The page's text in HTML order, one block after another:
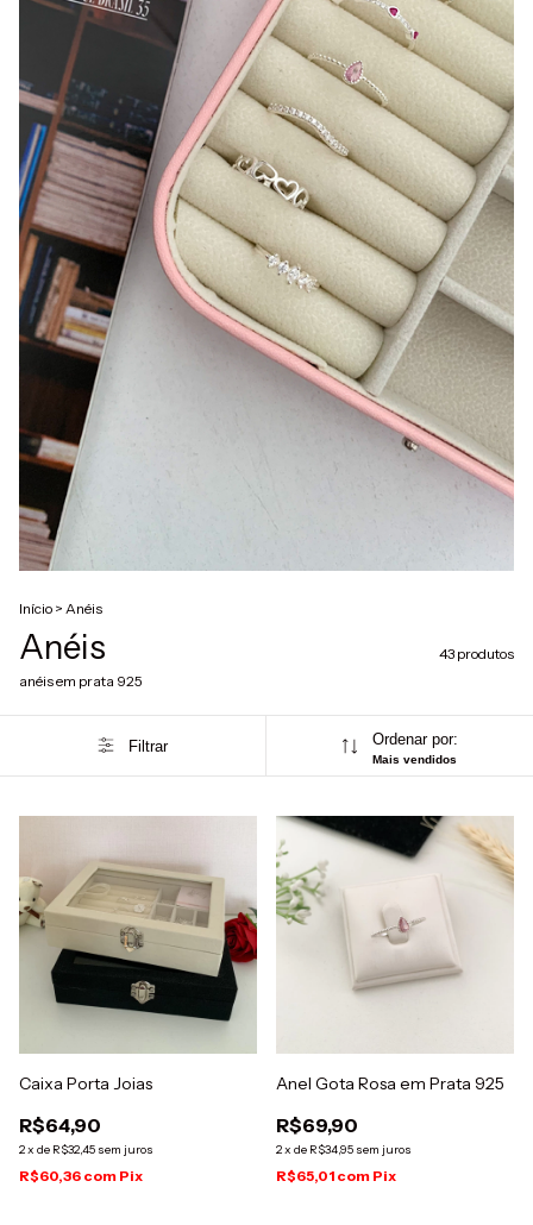
Início > Anéis
Anéis
43 produtos
anéis em prata 925
Filtrar Ordenar por:
Mais vendidos
Caixa Porta Joias
R$64,90
2x de R$32,45 sem juros
R$60,36 com Pix
Anel Gota Rosa em Prata 925
R$69,90
2x de R$34,95 sem juros
R$65,01 com Pix